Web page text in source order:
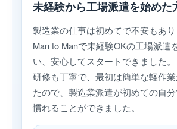
未経験から工場派遣を始めた
製造業の仕事は初めてで不安もあり
Man to Manで未経験OKの工場派遣
い、安心してスタートできました。
研修も丁寧で、最初は簡単な軽作
たので、製造業派遣が初めての自
慣れることができました。